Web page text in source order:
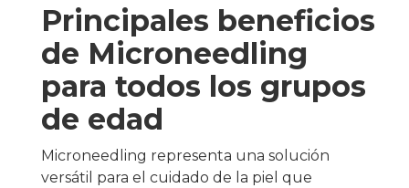
Principales beneficios
de Microneedling
para todos los grupos
de edad
Microneedling representa una solución
versátil para el cuidado de la piel que